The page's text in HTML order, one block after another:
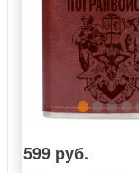
599 руб.